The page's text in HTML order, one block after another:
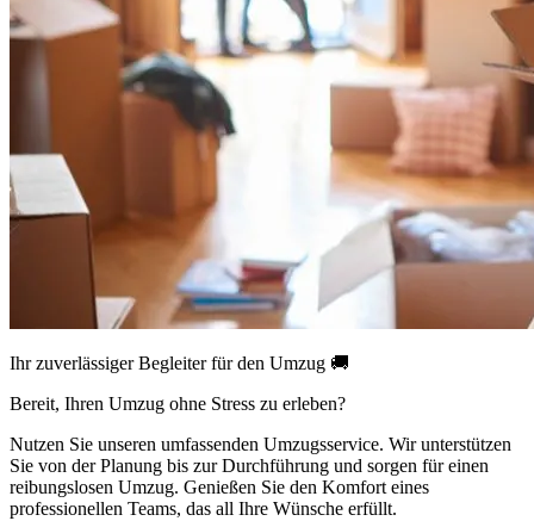
Ihr zuverlässiger Begleiter für den Umzug 🚚
Bereit, Ihren Umzug ohne Stress zu erleben?
Nutzen Sie unseren umfassenden Umzugsservice. Wir unterstützen
Sie von der Planung bis zur Durchführung und sorgen für einen
reibungslosen Umzug. Genießen Sie den Komfort eines
professionellen Teams, das all Ihre Wünsche erfüllt.